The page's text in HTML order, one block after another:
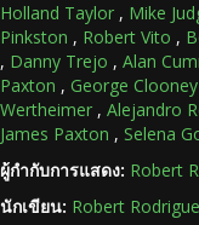
Holland Taylor , Mike
Pinkston , Robert Vito ,
, Danny Trejo , Alan
Paxton , George Clooney
Wertheimer , Alejandro
James Paxton , Selena
ผู้กำกับการแสดง: Robert
นักเขียน: Robert